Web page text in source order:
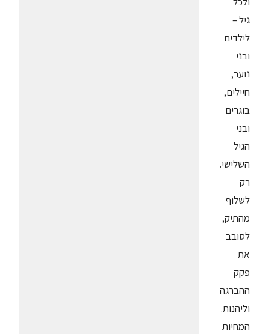
גיל –
לילדים
ובני
נוער,
חיילים,
בוגרים
ובני
הגיל
השלישי.
רק
לשלוף
מהתיק,
לסובב
את
פקק
ההברגה
וליהנות.
המחיות